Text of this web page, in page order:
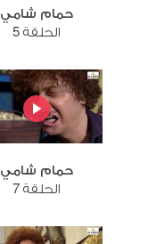
حمام شامي
الحلقة 5
حمام شامي
الحلقة 7